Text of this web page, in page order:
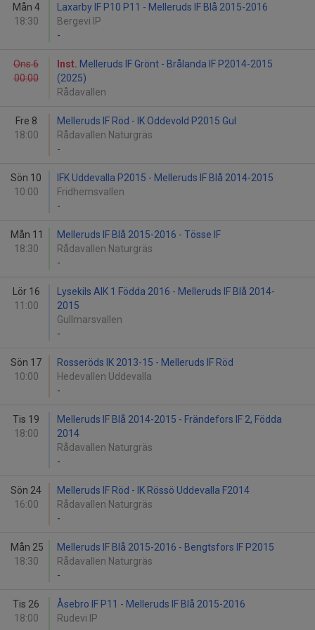
Mån 4
18:30
Laxarby IF P10 P11 - Melleruds IF Blå 2015-2016
Bergevi IP
-
Ons 6
00:00
Inst. Melleruds IF Grönt - Brålanda IF P2014-2015
(2025)
Rådavallen
Fre 8
18:00
Melleruds IF Röd - IK Oddevold P2015 Gul
Rådavallen Naturgräs
-
Sön 10
10:00
IFK Uddevalla P2015 - Melleruds IF Blå 2014-2015
Fridhemsvallen
-
Mån 11
18:30
Melleruds IF Blå 2015-2016 - Tösse IF
Rådavallen Naturgräs
-
Lör 16
11:00
Lysekils AIK 1 Födda 2016 - Melleruds IF Blå 2014-
2015
Gullmarsvallen
-
Sön 17
10:00
Rosseröds IK 2013-15 - Melleruds IF Röd
Hedevallen Uddevalla
-
Tis 19
18:00
Melleruds IF Blå 2014-2015 - Frändefors IF 2, Födda
2014
Rådavallen Naturgräs
-
Sön 24
16:00
Melleruds IF Röd - IK Rössö Uddevalla F2014
Rådavallen Naturgräs
-
Mån 25
18:30
Melleruds IF Blå 2015-2016 - Bengtsfors IF P2015
Rådavallen Naturgräs
-
Tis 26
18:00
Åsebro IF P11 - Melleruds IF Blå 2015-2016
Rudevi IP